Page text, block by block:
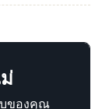
บของคุณ